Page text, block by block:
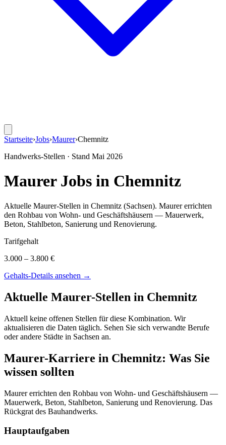
Startseite›Jobs›Maurer›Chemnitz
Handwerks-Stellen · Stand Mai 2026
MaurerJobs in Chemnitz
Aktuelle Maurer-Stellen in Chemnitz (Sachsen). Maurer errichten
den Rohbau von Wohn- und Geschäftshäusern — Mauerwerk,
Beton, Stahlbeton, Sanierung und Renovierung.
Tarifgehalt
3.000 – 3.800 €
Gehalts-Details ansehen →
Aktuelle Maurer-Stellen in Chemnitz
Aktuell keine offenen Stellen für diese Kombination. Wir
aktualisieren die Daten täglich. Sehen Sie sich verwandte Berufe
oder andere Städte in Sachsen an.
Maurer-Karriere in Chemnitz: Was Sie
wissen sollten
Maurer errichten den Rohbau von Wohn- und Geschäftshäusern —
Mauerwerk, Beton, Stahlbeton, Sanierung und Renovierung. Das
Rückgrat des Bauhandwerks.
Hauptaufgaben